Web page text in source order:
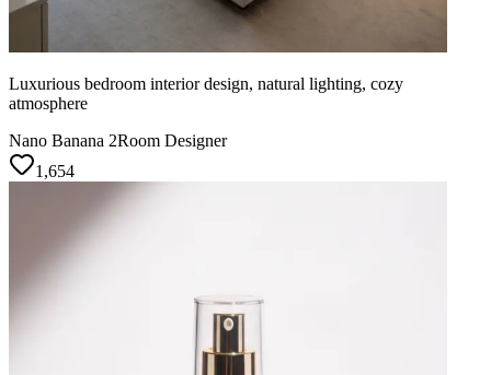
Luxurious bedroom interior design, natural lighting, cozy
atmosphere
Nano Banana 2Room Designer
1,654